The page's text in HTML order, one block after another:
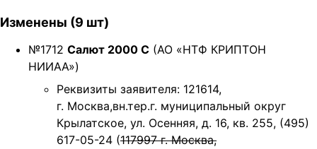
Изменены (9 шт)
№1712 Салют 2000 С (АО «НТФ КРИПТОН
НИИАА»)
Реквизиты заявителя: 121614,
г. Москва,вн.тер.г. муниципальный округ
Крылатское, ул. Осенняя, д. 16, кв. 255, (495)
617-05-24 (117997 г. Москва,